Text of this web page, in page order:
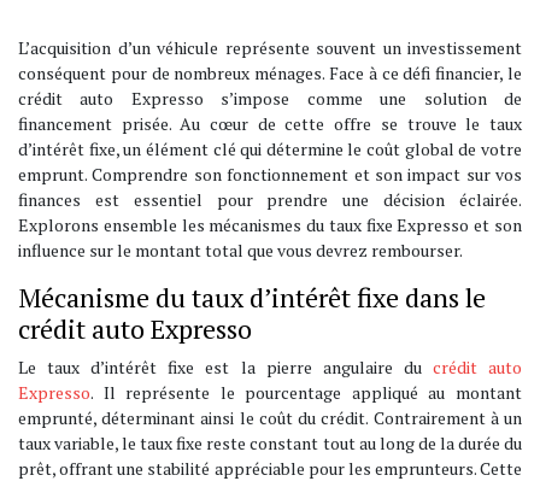
L’acquisition d’un véhicule représente souvent un investissement
conséquent pour de nombreux ménages. Face à ce défi financier, le
crédit auto Expresso s’impose comme une solution de
financement prisée. Au cœur de cette offre se trouve le taux
d’intérêt fixe, un élément clé qui détermine le coût global de votre
emprunt. Comprendre son fonctionnement et son impact sur vos
finances est essentiel pour prendre une décision éclairée.
Explorons ensemble les mécanismes du taux fixe Expresso et son
influence sur le montant total que vous devrez rembourser.
Mécanisme du taux d’intérêt fixe dans le
crédit auto Expresso
Le taux d’intérêt fixe est la pierre angulaire du crédit auto
Expresso. Il représente le pourcentage appliqué au montant
emprunté, déterminant ainsi le coût du crédit. Contrairement à un
taux variable, le taux fixe reste constant tout au long de la durée du
prêt, offrant une stabilité appréciable pour les emprunteurs. Cette